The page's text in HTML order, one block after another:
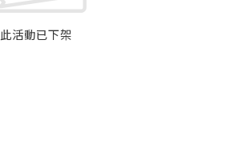
此活動已下架